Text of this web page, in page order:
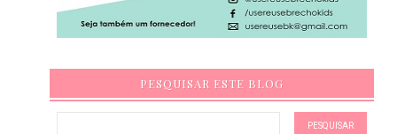
PESQUISAR ESTE BLOG